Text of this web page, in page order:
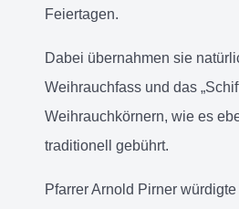
Feiertagen.
Dabei übernahmen sie
Weihrauchfass und das
Weihrauchkörnern, wie es
traditionell gebührt.
Pfarrer Arnold Pirner